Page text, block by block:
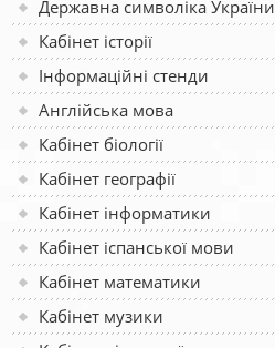
Державна символіка України
Кабінет історії
Інформаційні стенди
Англійська мова
Кабінет біології
Кабінет географії
Кабінет інформатики
Кабінет іспанської мови
Кабінет математики
Кабінет музики